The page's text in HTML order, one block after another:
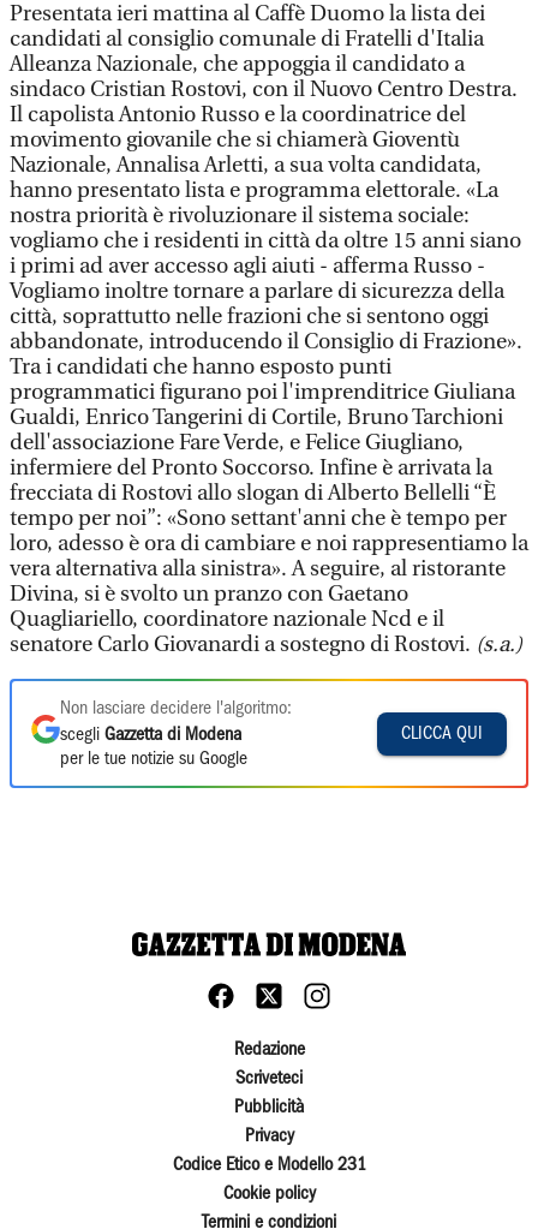
Presentata ieri mattina al Caffè Duomo la lista dei
candidati al consiglio comunale di Fratelli d'Italia
Alleanza Nazionale, che appoggia il candidato a
sindaco Cristian Rostovi, con il Nuovo Centro Destra.
Il capolista Antonio Russo e la coordinatrice del
movimento giovanile che si chiamerà Gioventù
Nazionale, Annalisa Arletti, a sua volta candidata,
hanno presentato lista e programma elettorale. «La
nostra priorità è rivoluzionare il sistema sociale:
vogliamo che i residenti in città da oltre 15 anni siano
i primi ad aver accesso agli aiuti - afferma Russo -
Vogliamo inoltre tornare a parlare di sicurezza della
città, soprattutto nelle frazioni che si sentono oggi
abbandonate, introducendo il Consiglio di Frazione».
Tra i candidati che hanno esposto punti
programmatici figurano poi l'imprenditrice Giuliana
Gualdi, Enrico Tangerini di Cortile, Bruno Tarchioni
dell'associazione Fare Verde, e Felice Giugliano,
infermiere del Pronto Soccorso. Infine è arrivata la
frecciata di Rostovi allo slogan di Alberto Bellelli “È
tempo per noi”: «Sono settant'anni che è tempo per
loro, adesso è ora di cambiare e noi rappresentiamo la
vera alternativa alla sinistra». A seguire, al ristorante
Divina, si è svolto un pranzo con Gaetano
Quagliariello, coordinatore nazionale Ncd e il
senatore Carlo Giovanardi a sostegno di Rostovi. (s.a.)
Non lasciare decidere l'algoritmo:
scegli Gazzetta di Modena
per le tue notizie su Google
CLICCA QUI
Redazione
Scriveteci
Pubblicità
Privacy
Codice Etico e Modello 231
Cookie policy
Termini e condizioni